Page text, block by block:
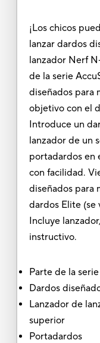
¡Los chicos
lanzar dardos
lanzador Nerf
de la serie
diseñados para
objetivo con el
Introduce un
lanzador de un
portadardos en
con facilidad.
diseñados para
dardos Elite (se
Incluye
instructivo.
Parte de la
Dardos
Lanzador de
superior
Portadardos